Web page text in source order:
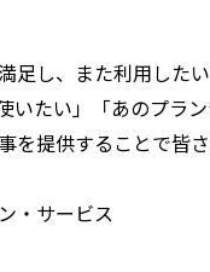
足し、また利用した
いたい」「あのプラ
提供することで皆
・サービス